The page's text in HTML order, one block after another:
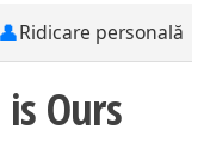
👤Ridicare personală
Ours